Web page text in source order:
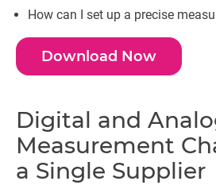
How can I set up a precise
Download Now
Digital and
Measurement
a Single Supplier